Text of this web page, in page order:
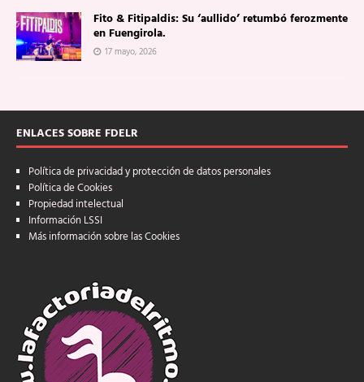
Fito & Fitipaldis: Su ‘aullido’ retumbó ferozmente
en Fuengirola.
17 mayo, 2026
ENLACES SOBRE FDELR
Política de privacidad y protección de datos personales
Política de Cookies
Propiedad intelectual
Información LSSI
Más información sobre las Cookies